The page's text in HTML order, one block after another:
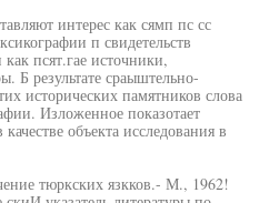
интерес как сямп пс сс
п свидетельств
псят.гае источники,
Б результате сраыштельно-
исторических памятников слова
Изложенное показотает
объекта исследования в
тюркских язкков.- М., 1962!